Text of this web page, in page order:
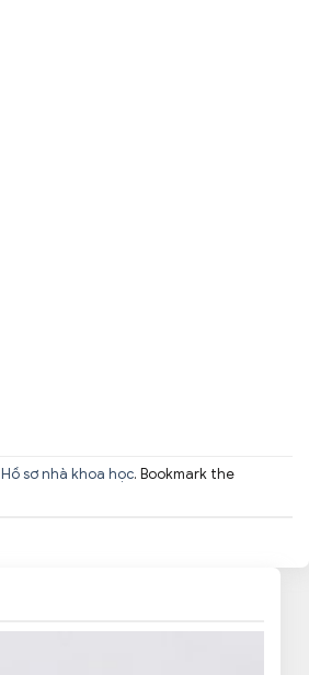
Hồ sơ nhà khoa học. Bookmark the